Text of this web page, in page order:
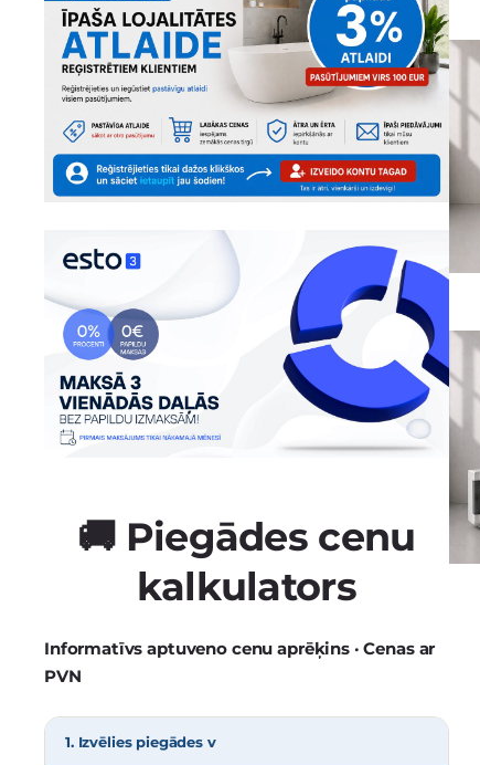
🚚 Piegādes cenu
kalkulators
Informatīvs aptuveno cenu aprēķins · Cenas ar
PVN
1. Izvēlies piegādes v